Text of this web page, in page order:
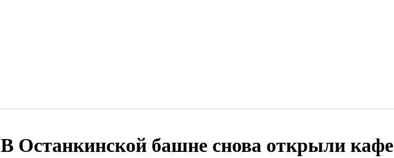
В Останкинской башне снова открыли кафе